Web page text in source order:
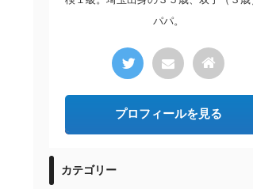
パパ。
プロフィールを見る
カテゴリー